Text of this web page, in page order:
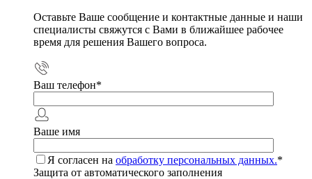
Оставьте Ваше сообщение и контактные данные и наши
специалисты свяжутся с Вами в ближайшее рабочее
время для решения Вашего вопроса.
Ваш телефон*
Ваше имя
Я согласен на обработку персональных данных.*
Защита от автоматического заполнения